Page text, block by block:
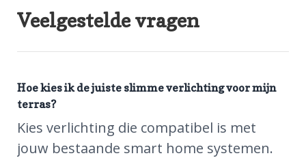
Veelgestelde vragen
Hoe kies ik de juiste slimme verlichting voor mijn
terras?
Kies verlichting die compatibel is met
jouw bestaande smart home systemen.